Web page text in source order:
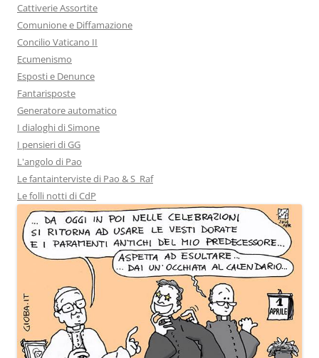
Cattiverie Assortite
Comunione e Diffamazione
Concilio Vaticano II
Ecumenismo
Esposti e Denunce
Fantarisposte
Generatore automatico
I dialoghi di Simone
I pensieri di GG
L'angolo di Pao
Le fantainterviste di Pao & S_Raf
Le folli notti di CdP